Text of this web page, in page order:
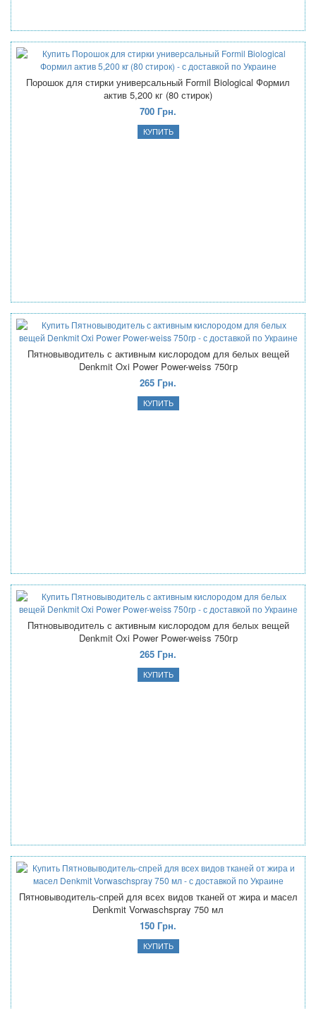
Порошок для стирки универсальный Formil Biological Формил
актив 5,200 кг (80 стирок)
700 Грн.
Пятновыводитель с активным кислородом для белых вещей
Denkmit Oxi Power Power-weiss 750гр
265 Грн.
Пятновыводитель с активным кислородом для белых вещей
Denkmit Oxi Power Power-weiss 750гр
265 Грн.
Пятновыводитель-спрей для всех видов тканей от жира и масел
Denkmit Vorwaschspray 750 мл
150 Грн.